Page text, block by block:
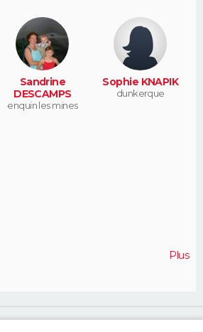
Sandrine
DESCAMPS
enquin les mines
Sophie KNAPIK
dunkerque
Plus